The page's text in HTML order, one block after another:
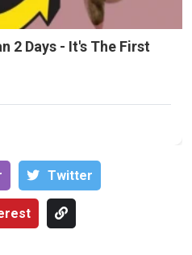
2 Days - It's The First
Тwitter